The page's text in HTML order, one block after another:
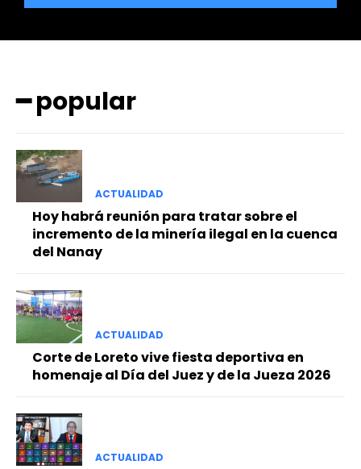
━ Planes
━ popular
ACTUALIDAD
Hoy habrá reunión para tratar sobre el
incremento de la minería ilegal en la cuenca
del Nanay
ACTUALIDAD
Corte de Loreto vive fiesta deportiva en
homenaje al Día del Juez y de la Jueza 2026
ACTUALIDAD